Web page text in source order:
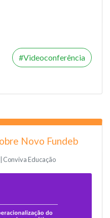
Videoconferência
Novo Fundeb
Conviva Educação